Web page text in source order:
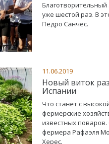
уже шестой раз. В
Педро Санчес.
11.06.2019
Новый виток
Испании
Что станет с
фермерские
известных
фермера Рафаэля
Херес.